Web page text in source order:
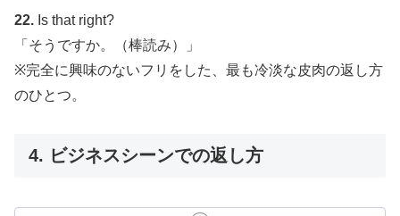
22. Is that right?
「そうですか。（棒読み）」
※完全に興味のないフリをした、最も冷淡な皮肉の返し方
のひとつ。
4. ビジネスシーンでの返し方